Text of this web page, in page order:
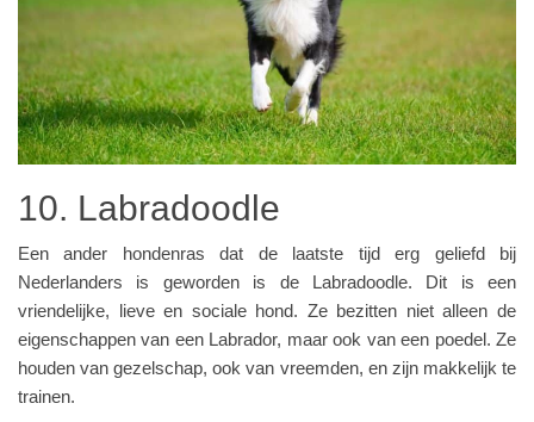
10. Labradoodle
Een ander hondenras dat de laatste tijd erg geliefd bij
Nederlanders is geworden is de Labradoodle. Dit is een
vriendelijke, lieve en sociale hond. Ze bezitten niet alleen de
eigenschappen van een Labrador, maar ook van een poedel. Ze
houden van gezelschap, ook van vreemden, en zijn makkelijk te
trainen.